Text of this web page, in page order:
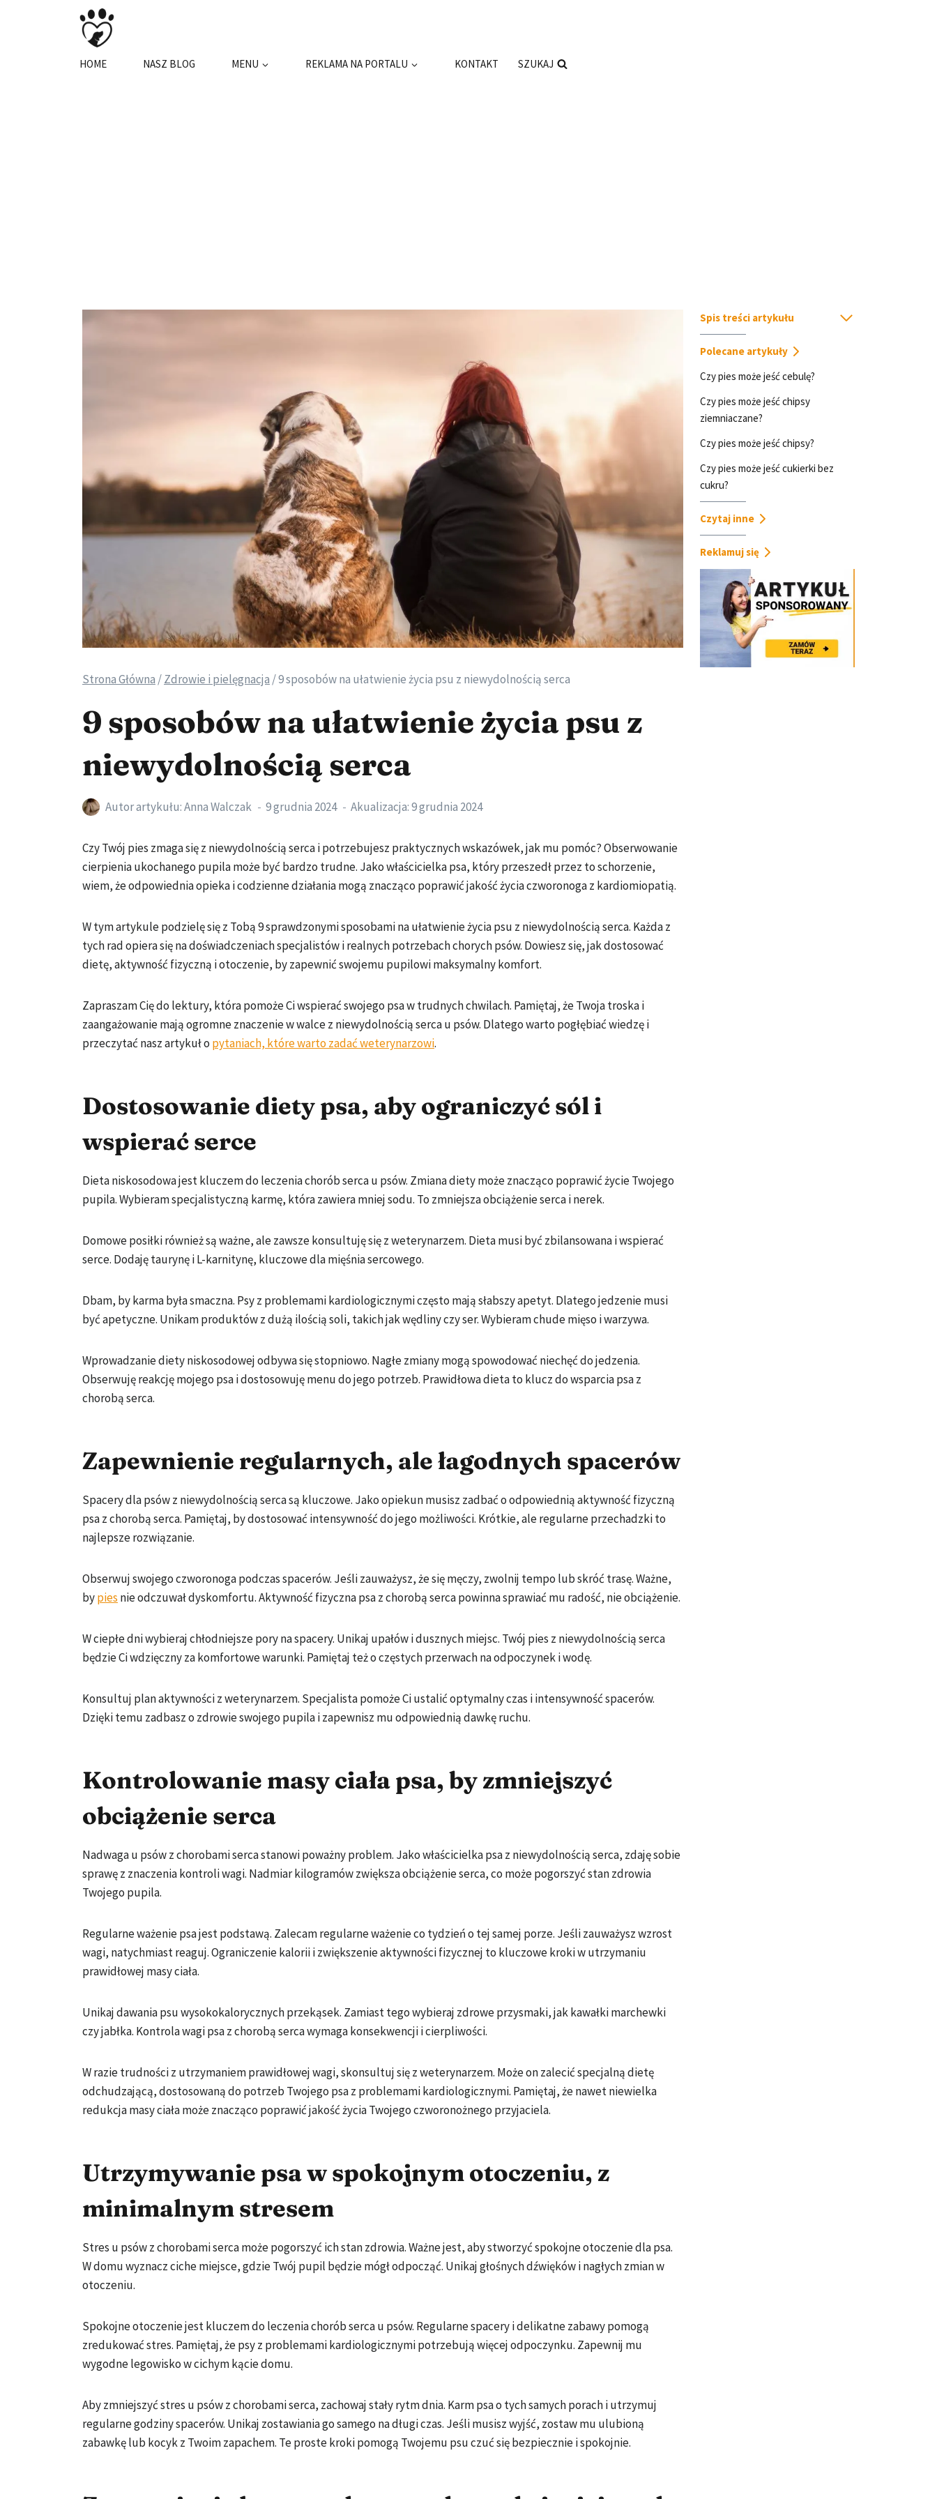
HOME NASZ BLOG MENU REKLAMA NA PORTALU KONTAKT SZUKAJ
Strona Główna /Zdrowie i pielęgnacja /9 sposobów na ułatwienie życia psu z niewydolnością serca
9 sposobów na ułatwienie życia psu z
niewydolnością serca
Autor artykułu:Anna Walczak 9 grudnia 2024 Akualizacja:9 grudnia 2024
Czy Twój pies zmaga się z niewydolnością serca i potrzebujesz praktycznych wskazówek, jak mu pomóc? Obserwowanie
cierpienia ukochanego pupila może być bardzo trudne. Jako właścicielka psa, który przeszedł przez to schorzenie,
wiem, że odpowiednia opieka i codzienne działania mogą znacząco poprawić jakość życia czworonoga z kardiomiopatią.
W tym artykule podzielę się z Tobą 9 sprawdzonymi sposobami na ułatwienie życia psu z niewydolnością serca. Każda z
tych rad opiera się na doświadczeniach specjalistów i realnych potrzebach chorych psów. Dowiesz się, jak dostosować
dietę, aktywność fizyczną i otoczenie, by zapewnić swojemu pupilowi maksymalny komfort.
Zapraszam Cię do lektury, która pomoże Ci wspierać swojego psa w trudnych chwilach. Pamiętaj, że Twoja troska i
zaangażowanie mają ogromne znaczenie w walce z niewydolnością serca u psów. Dlatego warto pogłębiać wiedzę i
przeczytać nasz artykuł o pytaniach, które warto zadać weterynarzowi.
Dostosowanie diety psa, aby ograniczyć sól i
wspierać serce
Dieta niskosodowa jest kluczem do leczenia chorób serca u psów. Zmiana diety może znacząco poprawić życie Twojego
pupila. Wybieram specjalistyczną karmę, która zawiera mniej sodu. To zmniejsza obciążenie serca i nerek.
Domowe posiłki również są ważne, ale zawsze konsultuję się z weterynarzem. Dieta musi być zbilansowana i wspierać
serce. Dodaję taurynę i L-karnitynę, kluczowe dla mięśnia sercowego.
Dbam, by karma była smaczna. Psy z problemami kardiologicznymi często mają słabszy apetyt. Dlatego jedzenie musi
być apetyczne. Unikam produktów z dużą ilością soli, takich jak wędliny czy ser. Wybieram chude mięso i warzywa.
Wprowadzanie diety niskosodowej odbywa się stopniowo. Nagłe zmiany mogą spowodować niechęć do jedzenia.
Obserwuję reakcję mojego psa i dostosowuję menu do jego potrzeb. Prawidłowa dieta to klucz do wsparcia psa z
chorobą serca.
Zapewnienie regularnych, ale łagodnych spacerów
Spacery dla psów z niewydolnością serca są kluczowe. Jako opiekun musisz zadbać o odpowiednią aktywność fizyczną
psa z chorobą serca. Pamiętaj, by dostosować intensywność do jego możliwości. Krótkie, ale regularne przechadzki to
najlepsze rozwiązanie.
Obserwuj swojego czworonoga podczas spacerów. Jeśli zauważysz, że się męczy, zwolnij tempo lub skróć trasę. Ważne,
bypies nie odczuwał dyskomfortu. Aktywność fizyczna psa z chorobą serca powinna sprawiać mu radość, nie obciążenie.
W ciepłe dni wybieraj chłodniejsze pory na spacery. Unikaj upałów i dusznych miejsc. Twój pies z niewydolnością serca
będzie Ci wdzięczny za komfortowe warunki. Pamiętaj też o częstych przerwach na odpoczynek i wodę.
Konsultuj plan aktywności z weterynarzem. Specjalista pomoże Ci ustalić optymalny czas i intensywność spacerów.
Dzięki temu zadbasz o zdrowie swojego pupila i zapewnisz mu odpowiednią dawkę ruchu.
Kontrolowanie masy ciała psa, by zmniejszyć
obciążenie serca
Nadwaga u psów z chorobami serca stanowi poważny problem. Jako właścicielka psa z niewydolnością serca, zdaję sobie
sprawę z znaczenia kontroli wagi. Nadmiar kilogramów zwiększa obciążenie serca, co może pogorszyć stan zdrowia
Twojego pupila.
Regularne ważenie psa jest podstawą. Zalecam regularne ważenie co tydzień o tej samej porze. Jeśli zauważysz wzrost
wagi, natychmiast reaguj. Ograniczenie kalorii i zwiększenie aktywności fizycznej to kluczowe kroki w utrzymaniu
prawidłowej masy ciała.
Unikaj dawania psu wysokokalorycznych przekąsek. Zamiast tego wybieraj zdrowe przysmaki, jak kawałki marchewki
czy jabłka. Kontrola wagi psa z chorobą serca wymaga konsekwencji i cierpliwości.
W razie trudności z utrzymaniem prawidłowej wagi, skonsultuj się z weterynarzem. Może on zalecić specjalną dietę
odchudzającą, dostosowaną do potrzeb Twojego psa z problemami kardiologicznymi. Pamiętaj, że nawet niewielka
redukcja masy ciała może znacząco poprawić jakość życia Twojego czworonożnego przyjaciela.
Utrzymywanie psa w spokojnym otoczeniu, z
minimalnym stresem
Stres u psów z chorobami serca może pogorszyć ich stan zdrowia. Ważne jest, aby stworzyć spokojne otoczenie dla psa.
W domu wyznacz ciche miejsce, gdzie Twój pupil będzie mógł odpocząć. Unikaj głośnych dźwięków i nagłych zmian w
otoczeniu.
Spokojne otoczenie jest kluczem do leczenia chorób serca u psów. Regularne spacery i delikatne zabawy pomogą
zredukować stres. Pamiętaj, że psy z problemami kardiologicznymi potrzebują więcej odpoczynku. Zapewnij mu
wygodne legowisko w cichym kącie domu.
Aby zmniejszyć stres u psów z chorobami serca, zachowaj stały rytm dnia. Karm psa o tych samych porach i utrzymuj
regularne godziny spacerów. Unikaj zostawiania go samego na długi czas. Jeśli musisz wyjść, zostaw mu ulubioną
zabawkę lub kocyk z Twoim zapachem. Te proste kroki pomogą Twojemu psu czuć się bezpiecznie i spokojnie.
Spis treści artykułu
Polecane artykuły
Czy pies może jeść cebulę?
Czy pies może jeść chipsy
ziemniaczane?
Czy pies może jeść chipsy?
Czy pies może jeść cukierki bez
cukru?
Czytaj inne
Reklamuj się